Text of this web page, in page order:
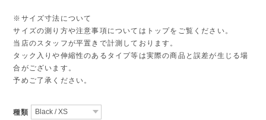
※サイズ寸法について
サイズの測り方や注意事項についてはトップをご覧ください。
当店のスタッフが平置きで計測しております。
タック入りや伸縮性のあるタイプ等は実際の商品と誤差が生じる場
合がございます。
予めご了承ください。
種類